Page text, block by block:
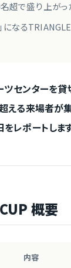
超で盛り上がっ
になる
センターを
る来場者が
レポートします
概要
内容